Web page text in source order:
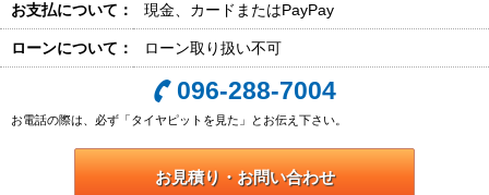
お支払について： 現金、カードまたはPayPay
ローンについて： ローン取り扱い不可
096-288-7004
お電話の際は、必ず「タイヤピットを見た」とお伝え下さい。
お見積り・お問い合わせ